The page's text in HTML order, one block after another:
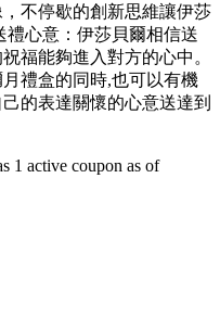
不停歇的創新思維讓伊莎
禮心意：伊莎貝爾相信送
福能夠進入對方的心中。
禮盒的同時,也可以有機
的表達關懷的心意送達到
active coupon as of